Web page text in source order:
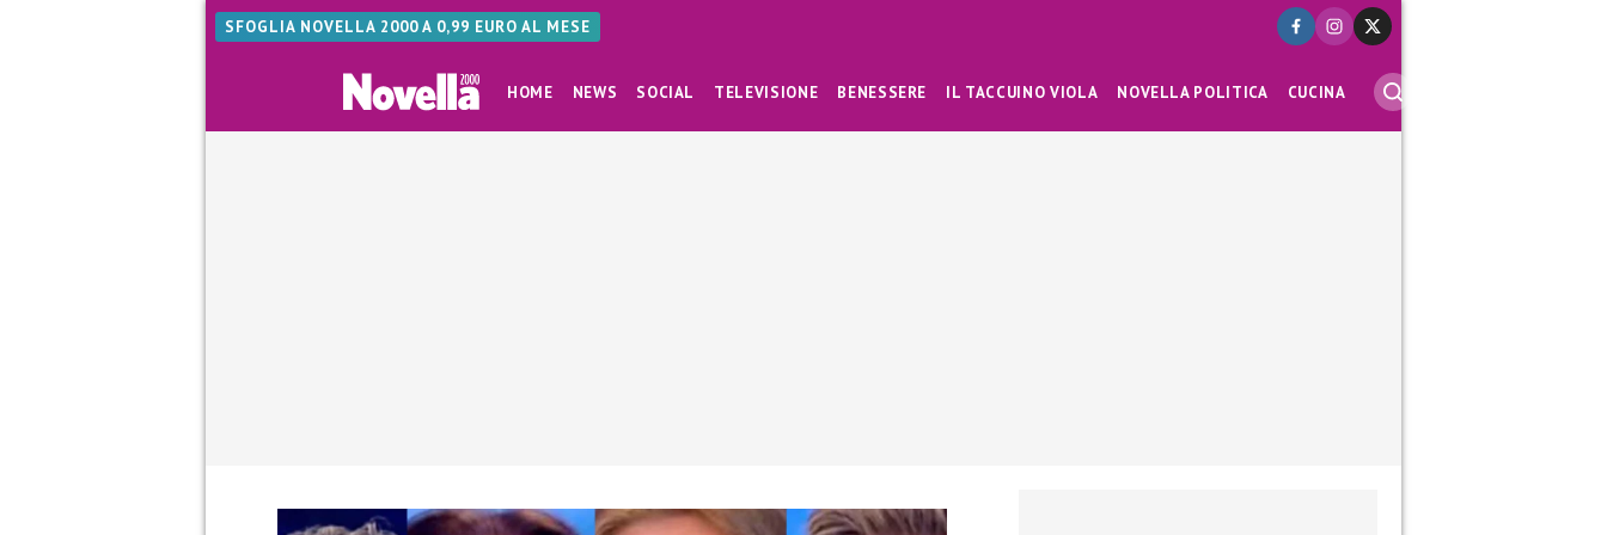
SFOGLIA NOVELLA 2000 A 0,99 EURO AL MESE
HOME NEWS SOCIAL TELEVISIONE BENESSERE IL TACCUINO VIOLA NOVELLA POLITICA CUCINA